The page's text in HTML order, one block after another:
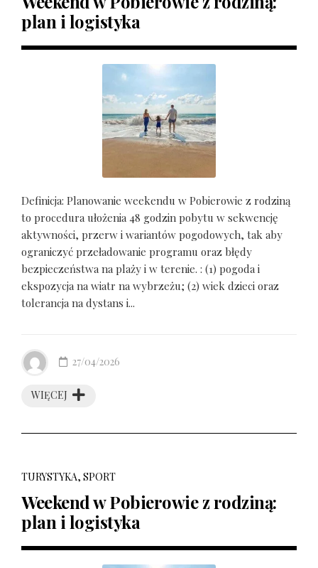
plan i logistyka
Definicja: Planowanie weekendu w Pobierowie z rodziną
to procedura ułożenia 48 godzin pobytu w sekwencję
aktywności, przerw i wariantów pogodowych, tak aby
ograniczyć przeładowanie programu oraz błędy
bezpieczeństwa na plaży i w terenie. : (1) pogoda i
ekspozycja na wiatr na wybrzeżu; (2) wiek dzieci oraz
tolerancja na dystans i...
WIĘCEJ
27/04/2026
TURYSTYKA, SPORT
Weekend w Pobierowie z rodziną:
plan i logistyka